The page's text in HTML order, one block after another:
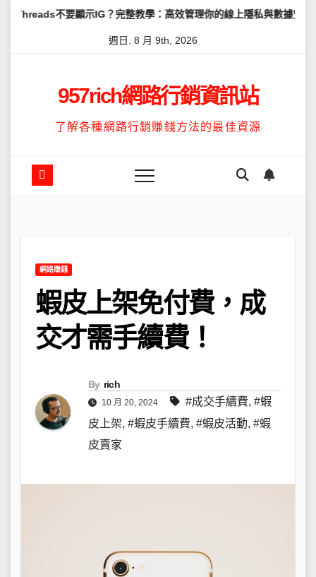
Skip
示IG？完整教學：高效管理你的線上隱私與數據安全 怎麼讓
週日. 8 月 9th, 2026
957rich網路行銷資訊站
了解各種網路行銷賺錢方法的最佳資源
網路賺錢
蝦皮上架免付費，成
交才需手續費！
By rich
10 月 20, 2024 #成交手續費, #蝦
皮上架, #蝦皮手續費, #蝦皮活動, #蝦
皮賣家